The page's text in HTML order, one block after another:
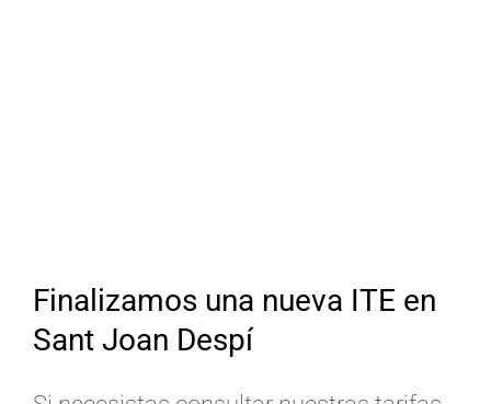
Finalizamos una nueva ITE en
Sant Joan Despí